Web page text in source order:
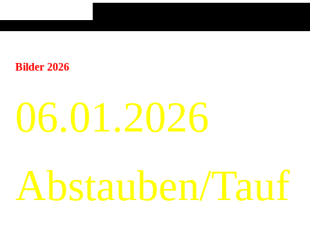
Bilder 2026
06.01.2026
Abstauben/Tauf